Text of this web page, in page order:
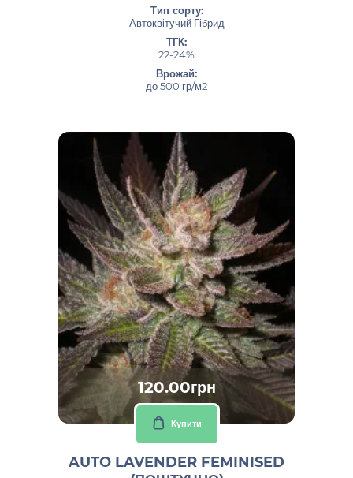
Тип сорту:
Автоквітучий Гібрид
ТГК:
22-24%
Врожай:
до 500 гр/м2
120.00грн
Купити
AUTO LAVENDER FEMINISED